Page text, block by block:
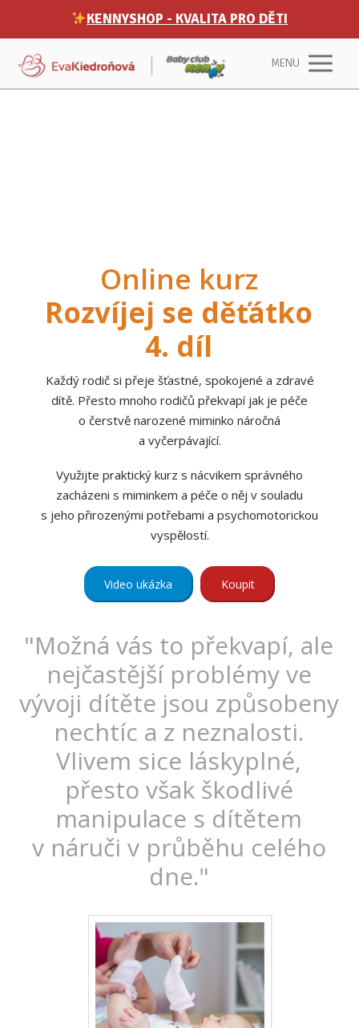
KENNYSHOP - KVALITA PRO DĚTI
MENU
Online kurz
Rozvíjej se děťátko
4. díl
Každý rodič si přeje šťastné, spokojené a zdravé
dítě. Přesto mnoho rodičů překvapí jak je péče
o čerstvě narozené miminko náročná
a vyčerpávající.
Využijte praktický kurz s nácvikem správného
zacházeni s miminkem a péče o něj v souladu
s jeho přirozenými potřebami a psychomotorickou
vyspělostí.
Video ukázka Koupit
"Možná vás to překvapí, ale
nejčastější problémy ve
vývoji dítěte jsou způsobeny
nechtíc a z neznalosti.
Vlivem sice láskyplné,
přesto však škodlivé
manipulace s dítětem
v náruči v průběhu celého
dne."